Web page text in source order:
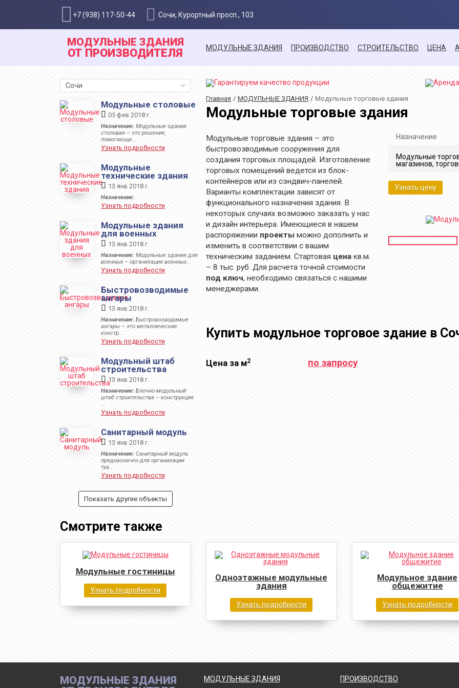
+7 (938) 117-50-44 Сочи, Курортный просп., 103
МОДУЛЬНЫЕ ЗДАНИЯ
ОТ ПРОИЗВОДИТЕЛЯ МОДУЛЬНЫЕ ЗДАНИЯ ПРОИЗВОДСТВО СТРОИТЕЛЬСТВО ЦЕНА
Сочи
Модульные столовые
05 фев 2018 г.
Назначение: Модульные здания
столовая – это решение,
помогающе...
Узнать подробности
Модульные
технические здания
13 янв 2018 г.
Назначение:
Узнать подробности
Модульные здания
для военных
13 янв 2018 г.
Назначение: Модульные здания для
военных – организация военных...
Узнать подробности
Быстровозводимые
ангары
13 янв 2018 г.
Назначение: Быстровозводимые
ангары – это металлические
констр...
Узнать подробности
Модульный штаб
строительства
13 янв 2018 г.
Назначение: Блочно-модульный
штаб строительства – конструкция
...
Узнать подробности
Санитарный модуль
13 янв 2018 г.
Назначение: Санитарный модуль
предназначен для организации
туа...
Узнать подробности
Показать другие объекты
Главная МОДУЛЬНЫЕ ЗДАНИЯ Модульные торговые здания
Модульные торговые здания
Назначение
Модульные
магазинов,
Узнать цену
Модульные торговые здания – это
быстровозводимые сооружения для
создания торговых площадей. Изготовление
торговых помещений ведется из блок-
контейнеров или из сэндвич-панелей.
Варианты комплектации зависят от
функционального назначения здания. В
некоторых случаях возможно заказать у нас
и дизайн интерьера. Имеющиеся в нашем
распоряжении проекты можно дополнить и
изменить в соответствии с вашим
техническим заданием. Стартовая цена кв.м.
– 8 тыс. руб. Для расчета точной стоимости
под ключ, необходимо связаться с нашими
менеджерами.
Купить модульное торговое здание в
Цена за м2 по запросу
Смотрите также
Модульные гостиницы
Узнать подробности
Одноэтажные модульные
здания
Узнать подробности
Модульное здание
общежитие
Узнать подробности
МОДУЛЬНЫЕ ЗДАНИЯ МОДУЛЬНЫЕ ЗДАНИЯ ПРОИЗВОДСТВО